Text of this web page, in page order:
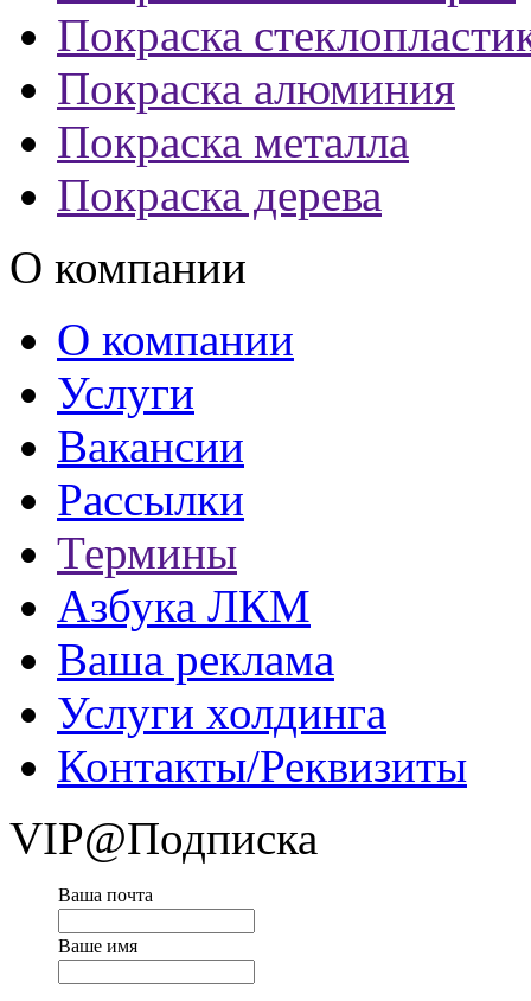
Покраска
Покраска алюминия
Покраска металла
Покраска дерева
О компании
О компании
Услуги
Вакансии
Рассылки
Термины
Азбука ЛКМ
Ваша реклама
Услуги холдинга
Контакты/Реквизиты
VIP@Подписка
Ваша почта
Ваше имя